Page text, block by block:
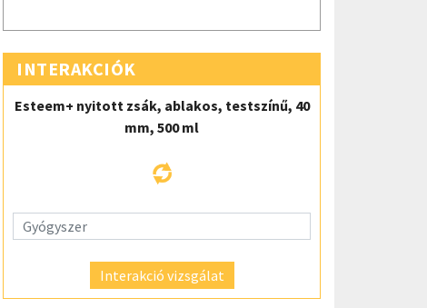
INTERAKCIÓK
Esteem+ nyitott zsák, ablakos, testszínű, 40
mm, 500 ml
Interakció vizsgálat